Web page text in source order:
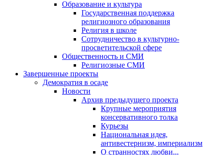
Образование и культура
Государственная поддержка
религиозного образования
Религия в школе
Сотрудничество в культурно-
просветительской сфере
Общественность и СМИ
Религиозные СМИ
Завершенные проекты
Демократия в осаде
Новости
Архив предыдущего проекта
Крупные мероприятия
консервативного толка
Курьезы
Национальная идея,
антивестернизм, империализм
О странностях любви...